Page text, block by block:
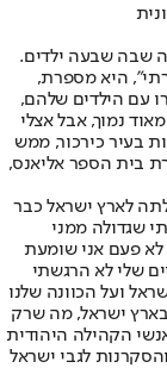
למשפחה שבה שבעה ילדים.
היא מספרת,
עם הילדים שלהם,
נמוך, אבל אצלי
בעיר כירכור, ממש
בית הספר אליאנס,
לארץ ישראל כבר
שגדולה ממני
לא פעם אני שומעת
שלי לא הרגשתי
ועל הכוונה שלנו
לביקור בארץ ישראל, מה שרק
הקהילה היהודית
לגבי ישראל